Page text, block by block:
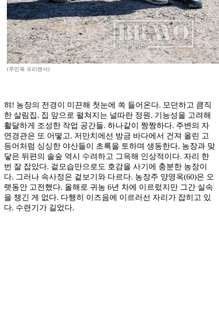
(주민욱 프리랜서)
햐! 농장의 전경이 미끈해 첫눈에 쏙 들어온다. 모던하고 큼직
한 살림집. 집 앞으로 펼쳐지는 널따란 정원. 기능성을 고려해
활달하게 조성한 작업 공간들. 하나같이 짱짱하다. 주변의 자
연경관은 또 어떻고. 저만치에선 방금 바다에서 건져 올린 고
등어처럼 싱싱한 야산들이 초록을 토하며 생동한다. 농장과 맞
닿은 뒤편의 솔숲 역시 수려하고 그윽해 인상적이다. 자리 한
번 잘 잡았다. 겉모습만으로도 호감을 사기에 충분한 농장이
다. 그러나 속사정은 겉보기와 다르다. 농장주 양영옥(60)은 오
랫동안 고전했다. 올해로 귀농 6년 차에 이르렀지만 그간 실속
을 챙긴 게 없다. 다행히 이즈음에 이르러선 자리가 잡히고 있
다. 수련기가 길었다.